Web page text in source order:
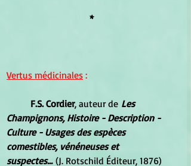
*
Vertus médicinales :
F.S. Cordier, auteur de Les
Champignons, Histoire - Description -
Culture - Usages des espèces
comestibles, vénéneuses et
suspectes... (J. Rotschild Éditeur, 1876)